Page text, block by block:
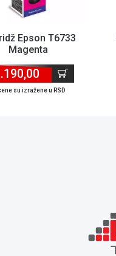
Epson T6733
Magenta
su izražene u RSD